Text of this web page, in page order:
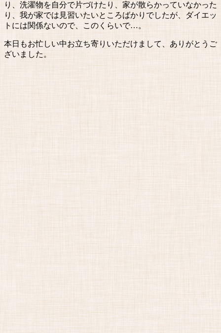
り、洗濯物を自分で片づけたり、家が散らかっていなかった
り、我が家では見習いたいところばかりでしたが、ダイエッ
トには関係ないので、このくらいで…。
本日もお忙しい中お立ち寄りいただけまして、ありがとうご
ざいました。